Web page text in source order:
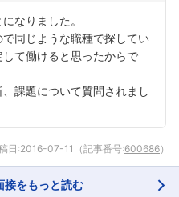
なりました。
同じような職種で探してい
て働けると思ったからで
課題について質問されまし
日:2016-07-11 （記事番号:600686）
接をもっと読む